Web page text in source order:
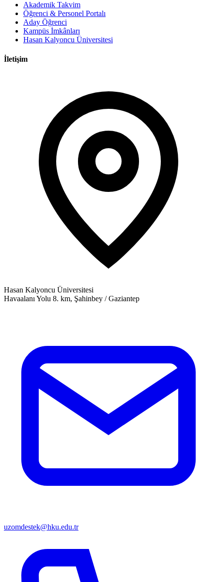
Akademik Takvim
Öğrenci & Personel Portalı
Aday Öğrenci
Kampüs İmkânları
Hasan Kalyoncu Üniversitesi
İletişim
Hasan Kalyoncu Üniversitesi
Havaalanı Yolu 8. km, Şahinbey / Gaziantep
uzomdestek@hku.edu.tr